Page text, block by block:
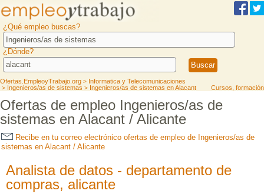
¿Qué empleo buscas?
¿Dónde?
Ofertas.EmpleoyTrabajo.org > Informatica y Telecomunicaciones
> Ingenieros/as de sistemas > Ingenieros/as de sistemas en Alacant Cursos, formación
Ofertas de empleo Ingenieros/as de
sistemas en Alacant / Alicante
Recibe en tu correo electrónico ofertas de empleo de Ingenieros/as de
sistemas en Alacant / Alicante
Analista de datos - departamento de
compras, alicante